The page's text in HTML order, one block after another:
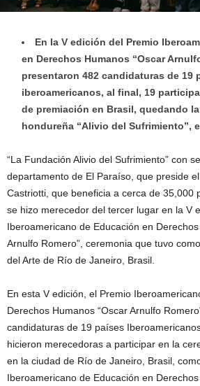
En la V edición del Premio
en Derechos Humanos “Oscar
presentaron 482 candidaturas de 19
iberoamericanos, al final, 19
de premiación en Brasil, quedando
hondureña “Alivio del Sufrimiento”,
“La Fundación Alivio del Sufrimiento” con
departamento de El Paraíso, que preside
Castriotti, que beneficia a cerca de 35,000
se hizo merecedor del tercer lugar en la V
Iberoamericano de Educación en
Arnulfo Romero”, ceremonia que tuvo
del Arte de Río de Janeiro, Brasil.
En esta V edición, el Premio
Derechos Humanos “Oscar Arnulfo
candidaturas de 19 países
hicieron merecedoras a participar en la
en la ciudad de Río de Janeiro, Brasil,
Iberoamericano de Educación en